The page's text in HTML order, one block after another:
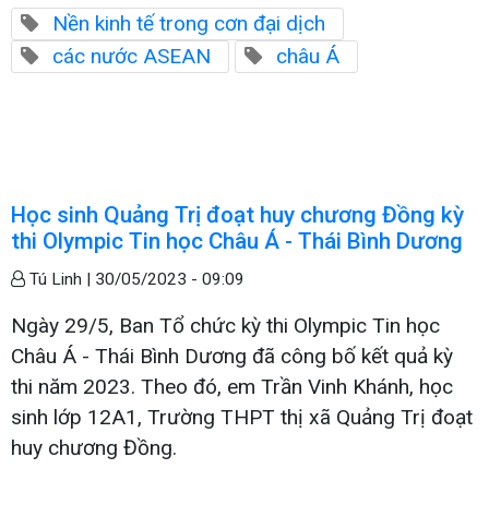
Nền kinh tế trong cơn đại dịch
các nước ASEAN
châu Á
Học sinh Quảng Trị đoạt huy chương Đồng kỳ
thi Olympic Tin học Châu Á - Thái Bình Dương
Tú Linh | 30/05/2023 - 09:09
Ngày 29/5, Ban Tổ chức kỳ thi Olympic Tin học
Châu Á - Thái Bình Dương đã công bố kết quả kỳ
thi năm 2023. Theo đó, em Trần Vinh Khánh, học
sinh lớp 12A1, Trường THPT thị xã Quảng Trị đoạt
huy chương Đồng.